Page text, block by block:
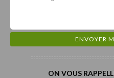
ON VOUS